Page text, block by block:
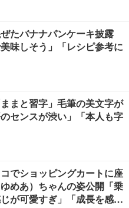
たバナナパンケーキ披露
美味しそう」「レシピ参考に
まと習字」毛筆の美文字が
センスが渋い」「本人も字
でショッピングカートに座
めあ）ちゃんの姿公開「乗
が可愛すぎ」「成長を感じ